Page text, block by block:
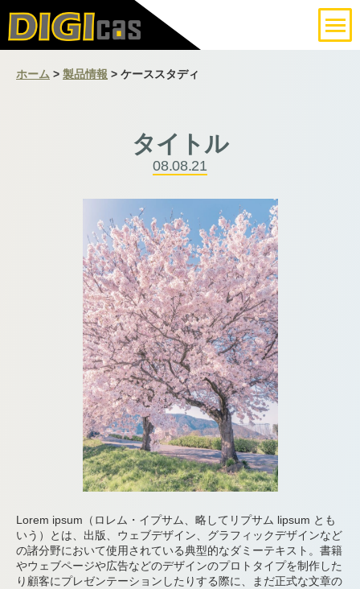
ホーム > 製品情報 > ケーススタディ
タイトル
08.08.21
Lorem ipsum（ロレム・イプサム、略してリプサム lipsum とも
いう）とは、出版、ウェブデザイン、グラフィックデザインなど
の諸分野において使用されている典型的なダミーテキスト。書籍
やウェブページや広告などのデザインのプロトタイプを制作した
り顧客にプレゼンテーションしたりする際に、まだ正式な文章の